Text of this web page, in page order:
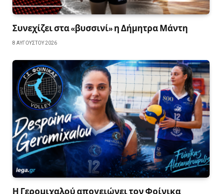
Συνεχίζει στα «βυσσινί» η Δήμητρα Μάντη
8 ΑΥΓΟΎΣΤΟΥ 2026
Η Γερομιχαλού απογειώνει τον Φοίνικα